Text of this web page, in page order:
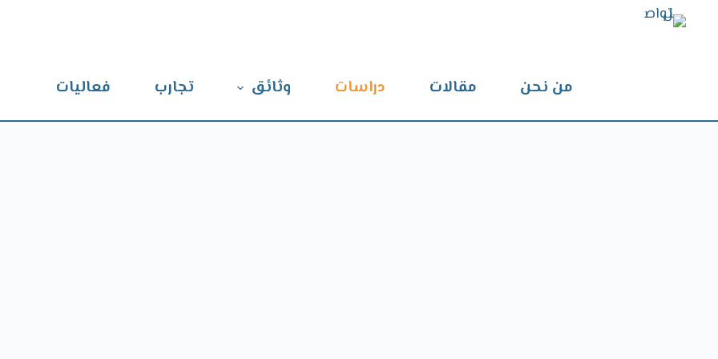
من نحن مقالات دراسات وثائق تجارب فعاليات